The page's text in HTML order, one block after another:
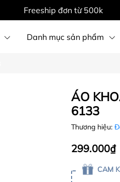
Freeship đơn từ 500k
Danh mục sản phẩm
ÁO
6133
Thương hiệu:
299.000₫
CAM